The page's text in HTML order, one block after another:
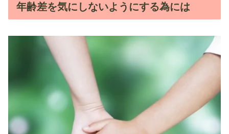
年齢差を気にしないようにする為には